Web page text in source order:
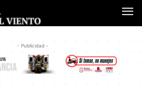
- Publicidad -